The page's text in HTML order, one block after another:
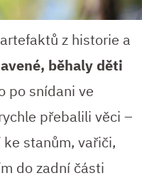
z historie a
běhaly děti
po snídani ve
přebalili věci –
stanům, vařiči,
do zadní části